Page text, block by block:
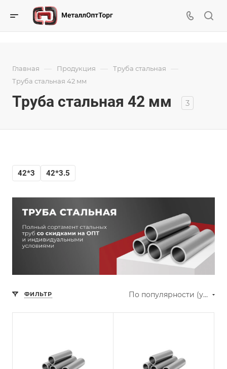
Главная — Продукция — Труба стальная —
Труба стальная 42 мм
Труба стальная 42 мм 3
42*3 42*3.5
ФИЛЬТР По популярности (убывание)